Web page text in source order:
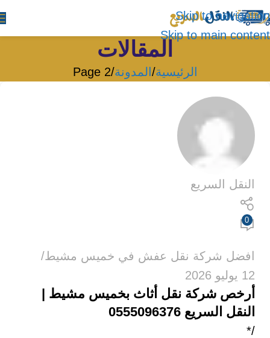
Skip to navigation
Skip to main content
المقالات
الرئيسية المدونة Page 2
النقل السريع
0
افضل شركة نقل عفش في خميس مشيط
12 يوليو 2026
أرخص شركة نقل أثاث بخميس مشيط |
النقل السريع 0555096376
/*